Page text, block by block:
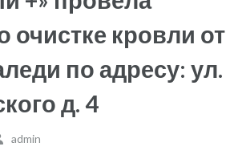
очистке кровли от
по адресу: ул.
д. 4
admin